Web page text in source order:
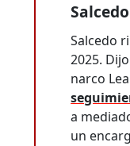
Salcedo
2025.
narco
a
un